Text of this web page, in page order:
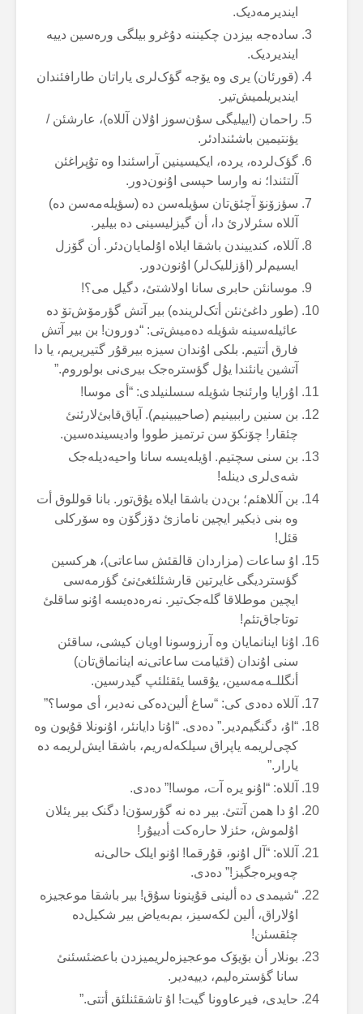
ایندیرمەدیک.
سادەجە بیزدن چکیننە دۇغرو بیلگی ورەسین دییە
ایندیردیک.
(قورئان) یری وە یۆجە گؤک‌لری یاراتان طارافئندان
ایندیریلمیش‌تیر.
راحمان (اییلیگی سۇن‌سوز اۇلان آللاە)، عارشئن /
یؤنتیمین باشئندادئر.
گؤک‌لردە، یردە، ایکیسینین آراسئندا وە تۇپراغئن
آلتئندا؛ نە وارسا حپسی اۇنون‌دور.
سؤزۆنۆ آچئق‌تان سؤیلەسن دە (سؤیلەمەسن دە)
آللاە سئرلارئ دا، أن گیزلیسینی دە بیلیر.
آللاە، کندییندن باشقا ایلاە اۇلمایان‌دئر. أن گۆزل
ایسیم‌لر (اؤزللیک‌لر) اۇنون‌دور.
موسانئن حابری سانا اولاشتئ، دگیل می؟!
(طور داغئ‌نئن أتک‌لریندە) بیر آتش گؤرمۆش‌تۆ دە
عائیلەسینە شؤیلە دەمیش‌تی: “دورون! بن بیر آتش
فارق أتتیم. بلکی اۇندان سیزە بیرقۇر گتیریریم، یا دا
آتشین یانئندا یۇل گؤسترەجک بیری‌نی بولوروم.”
اۇرایا وارئنجا شؤیلە سسلنیلدی: “أی موسا!
بن سنین راببینیم (صاحیبینیم). آیاق‌قابئ‌لارئنئ
چئقار! چۆنکۆ سن ترتمیز طووا وادیسیندەسین.
بن سنی سچتیم. اؤیلەیسە سانا واحیەدیلەجک
شەی‌لری دینلە!
بن آللاهئم؛ بن‌دن باشقا ایلاە یۇق‌تور. بانا قوللوق أت
وە بنی ذیکیر ایچین نامازئ دۆزگۆن وە سۆرکلی
قئل!
اۇ ساعات (مزاردان قالقئش ساعاتی)، هرکسین
گؤستردیگی غایرتین قارشئلئغئ‌نئ گؤرمەسی
ایچین موطلاقا گلەجک‌تیر. نەرەدەیسە اۇنو ساقلئ
توتاجاق‌تئم!
اۇنا اینانمایان وە آرزوسونا اویان کیشی، ساقئن
سنی اۇندان (قئیامت ساعاتی‌نە اینانماق‌تان)
أنگللـەمەسین، یۇقسا یئقئلئپ گیدرسین.
آللاە دەدی کی: “ساغ ألین‌دەکی نەدیر، أی موسا؟”
“اۇ، دگنگیم‌دیر.” دەدی. “اۇنا دایانئر، اۇنونلا قۇیون وە
کچی‌لریمە یاپراق سیلکەلەریم، باشقا ایش‌لریمە دە
یارار.”
آللاە: “اۇنو یرە آت، موسا!” دەدی.
اۇ دا همن آتتئ. بیر دە نە گؤرسۆن! دگنک بیر یئلان
اۇلموش، حئزلا حارەکت أدییۇر!
آللاە: “آل اۇنو، قۇرقما! اۇنو ایلک حالی‌نە
چەویرەجگیز!” دەدی.
“شیمدی دە ألینی قۇینونا سۇق! بیر باشقا موعجیزە
اۇلاراق، ألین لکەسیز، بم‌بەیاض بیر شکیل‌دە
چئقسئن!
بونلار أن بۆیۆک موعجیزەلریمیزدن باعضئسئنئ
سانا گؤسترەلیم، دییەدیر.
حایدی، فیرعاوونا گیت! اۇ تاشقئنلئق أتتی.”